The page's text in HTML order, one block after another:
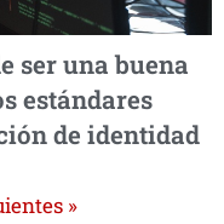
ser una buena
estándares
de identidad
»